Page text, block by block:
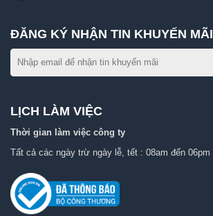
ĐĂNG KÝ NHẬN TIN KHUYẾN MÃI
LỊCH LÀM VIỆC
Thời gian làm việc công ty
Tất cả các ngày trừ ngày lễ, tết : 08am đến 06pm